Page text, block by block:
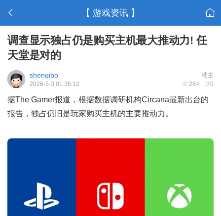
【 游戏资讯 】
调查显示独占仍是购买主机最大推动力! 任
天堂是对的
楼主
shenqibo
284 0
2026-5-3 01:36:12
据The Gamer报道，根据数据调研机构Circana最新出台的
报告，独占仍旧是玩家购买主机的主要推动力。